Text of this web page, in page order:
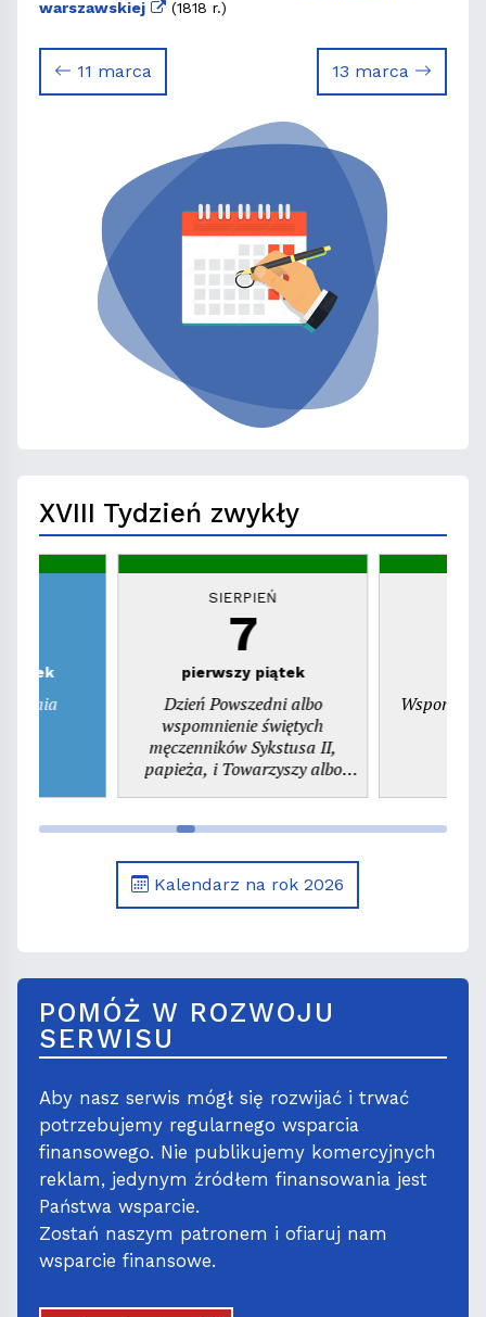
warszawskiej
(1818 r.)
11 marca 13 marca
XVIII Tydzień zwykły
SIERPIEŃ
7
pierwszy piątek
Dzień Powszedni albo
wspomnienie świętych
męczenników Sykstusa II,
papieża, i Towarzyszy albo
Kalendarz na rok 2026
POMÓŻ W ROZWOJU
SERWISU
Aby nasz serwis mógł się rozwijać i trwać
potrzebujemy regularnego wsparcia
finansowego. Nie publikujemy komercyjnych
reklam, jedynym źródłem finansowania jest
Państwa wsparcie.
Zostań naszym patronem i ofiaruj nam
wsparcie finansowe.